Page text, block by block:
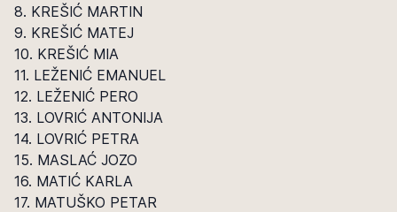
8. KREŠIĆ MARTIN
9. KREŠIĆ MATEJ
10. KREŠIĆ MIA
11. LEŽENIĆ EMANUEL
12. LEŽENIĆ PERO
13. LOVRIĆ ANTONIJA
14. LOVRIĆ PETRA
15. MASLAĆ JOZO
16. MATIĆ KARLA
17. MATUŠKO PETAR